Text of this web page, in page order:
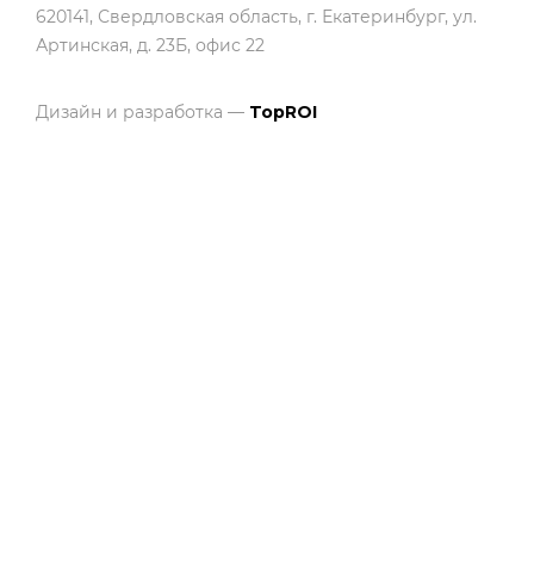
620141, Свердловская область, г. Екатеринбург, ул.
Артинская, д. 23Б, офис 22
Дизайн и разработка — TopROI